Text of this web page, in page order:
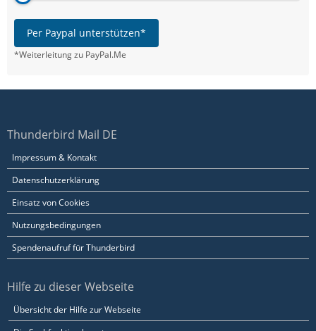
Per Paypal unterstützen*
*Weiterleitung zu PayPal.Me
Thunderbird Mail DE
Impressum & Kontakt
Datenschutzerklärung
Einsatz von Cookies
Nutzungsbedingungen
Spendenaufruf für Thunderbird
Hilfe zu dieser Webseite
Übersicht der Hilfe zur Webseite